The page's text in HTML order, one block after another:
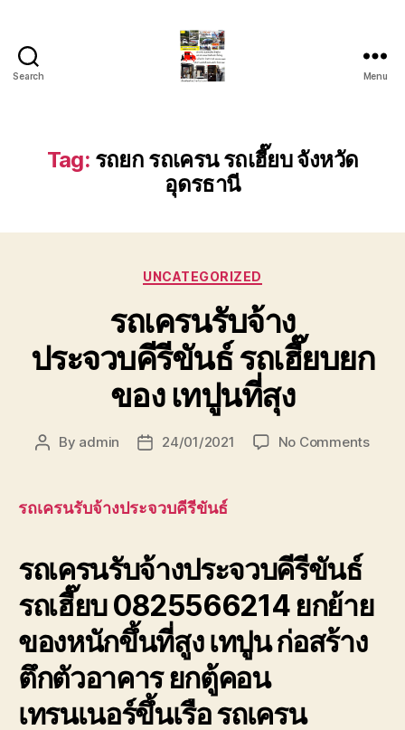
Search
สไลด์
ใน
เขต
24
ติดต่อ
โทร
0888000456
Menu
Tag: รถยก รถเครน รถเฮี๊ยบ จังหวัด
อุดรธานี
Categories
UNCATEGORIZED
รถเครนรับจ้าง
ประจวบคีรีขันธ์ รถเฮี๊ยบยก
ของ เทปูนที่สุง
Post
By admin
Post24/01/2021 No Commentson
ของ
เทปูน
รถเครนรับจ้างประจวบคีรีขันธ์
รถเครนรับจ้างประจวบคีรีขันธ์
รถเฮี๊ยบ 0825566214 ยกย้าย
ของหนักขึ้นที่สูง เทปูน ก่อสร้าง
ตึกตัวอาคาร ยกตู้คอน
เทรนเนอร์ขึ้นเรือ รถเครน